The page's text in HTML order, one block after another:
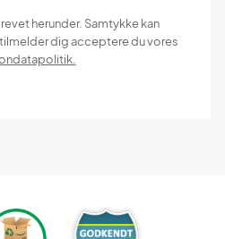
herunder. Samtykke kan
dig acceptere du vores